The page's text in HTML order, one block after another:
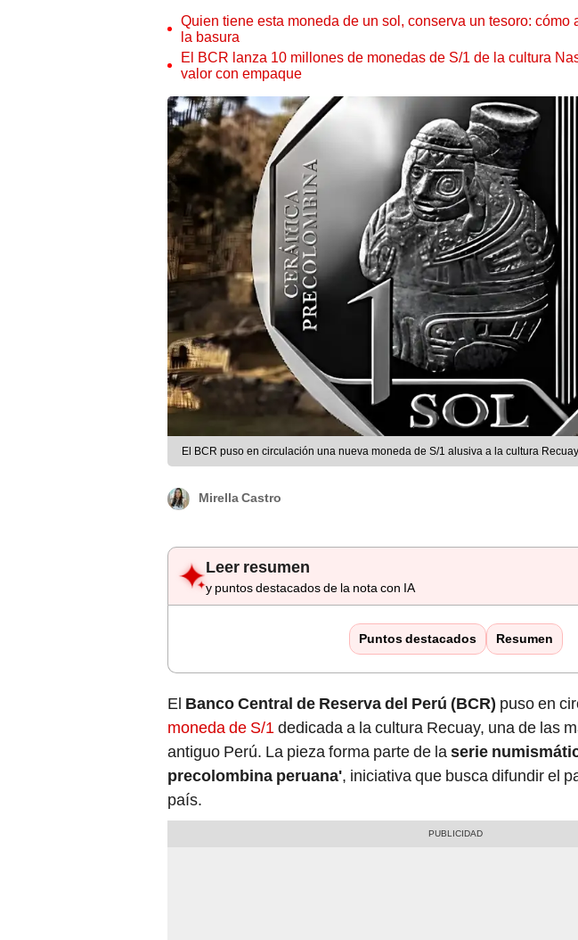
Quien tiene esta moneda de un sol, conserva un tesoro: cómo
la basura
El BCR lanza 10 millones de monedas de S/1 de la cultura
valor con empaque
El BCR puso en circulación una nueva moneda de S/1 alusiva a la cultura
Mirella Castro
Leer resumen
y puntos destacados de la nota con IA
Puntos destacados Resumen
El Banco Central de Reserva del Perú (BCR) puso en
moneda de S/1 dedicada a la cultura Recuay, una de las
antiguo Perú. La pieza forma parte de la serie
precolombina peruana', iniciativa que busca difundir el
país.